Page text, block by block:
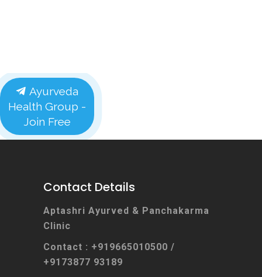
Ayurveda
Health Group -
Join Free
Contact Details
Aptashri Ayurved & Panchakarma
Clinic
Contact : +919665010500 /
+9173877 93189